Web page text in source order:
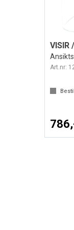
VISIR
Art.nr: